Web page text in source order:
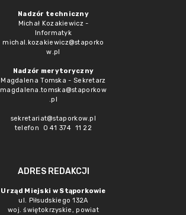
Nadzór techniczny
Michał Kozakiewicz -
Informatyk
michal.kozakiewicz@staporko
w.pl
Nadzór merytoryczny
Magdalena Tomska - Sekretarz
magdalena.tomska@staporkow
.pl
sekretariat@staporkow.pl
telefon 0 41 374 11 22
ADRES REDAKCJI
Urząd Miejski w Stąporkowie
ul. Piłsudskiego 132A
woj. świętokrzyskie, powiat